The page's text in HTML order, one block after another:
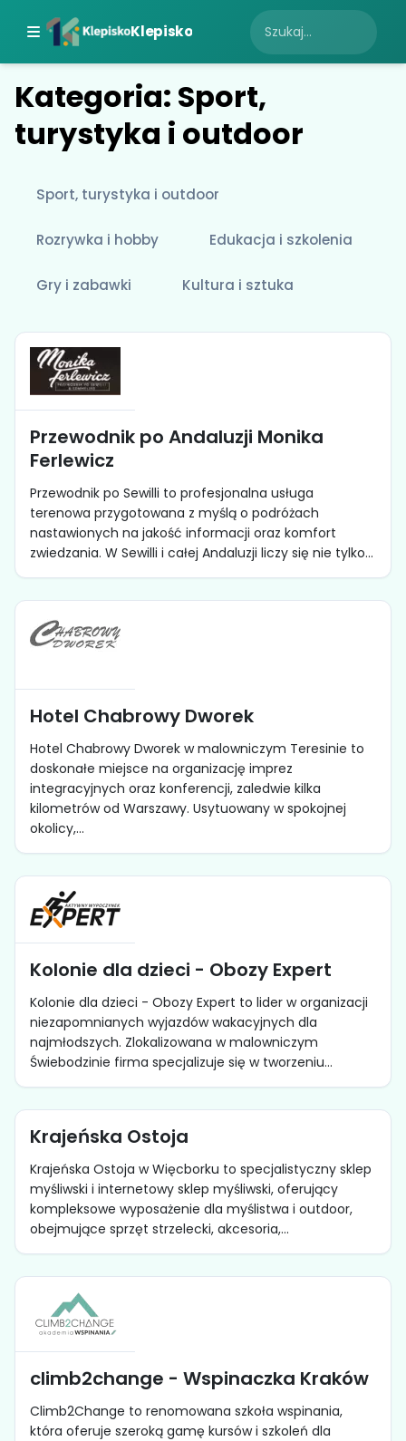
Klepisko
Kategoria: Sport,
turystyka i outdoor
Sport, turystyka i outdoor
Rozrywka i hobby Edukacja i szkolenia
Gry i zabawki Kultura i sztuka
Przewodnik po Andaluzji Monika
Ferlewicz
Przewodnik po Sewilli to profesjonalna usługa
terenowa przygotowana z myślą o podróżach
nastawionych na jakość informacji oraz komfort
zwiedzania. W Sewilli i całej Andaluzji liczy się nie tylko...
Hotel Chabrowy Dworek
Hotel Chabrowy Dworek w malowniczym Teresinie to
doskonałe miejsce na organizację imprez
integracyjnych oraz konferencji, zaledwie kilka
kilometrów od Warszawy. Usytuowany w spokojnej
okolicy,...
Kolonie dla dzieci - Obozy Expert
Kolonie dla dzieci - Obozy Expert to lider w organizacji
niezapomnianych wyjazdów wakacyjnych dla
najmłodszych. Zlokalizowana w malowniczym
Świebodzinie firma specjalizuje się w tworzeniu...
Krajeńska Ostoja
Krajeńska Ostoja w Więcborku to specjalistyczny sklep
myśliwski i internetowy sklep myśliwski, oferujący
kompleksowe wyposażenie dla myślistwa i outdoor,
obejmujące sprzęt strzelecki, akcesoria,...
climb2change - Wspinaczka Kraków
Climb2Change to renomowana szkoła wspinania,
która oferuje szeroką gamę kursów i szkoleń dla